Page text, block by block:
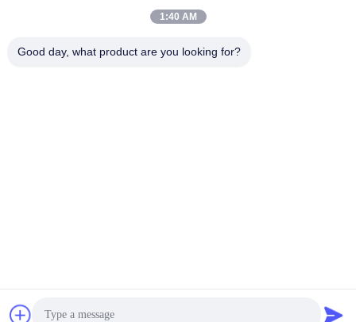
लोकप्रिय श्रेणियां
1:40 AM
Good day, what product are you looking for?